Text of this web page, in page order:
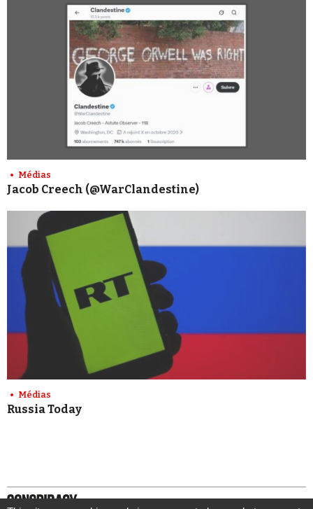
Médias
Jacob Creech (@WarClandestine)
Médias
Russia Today